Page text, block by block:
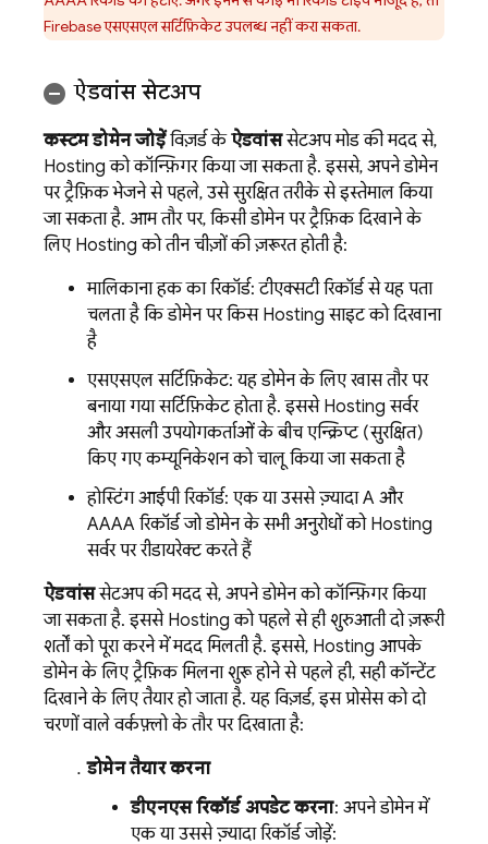
Firebase एसएसएल सर्टिफ़िकेट उपलब्ध नहीं करा सकता.
ऐडवांस सेटअप
कस्टम डोमेन जोड़ेंविज़र्ड केऐडवांससेटअप मोड की मदद से,
Hosting को कॉन्फ़िगर किया जा सकता है. इससे, अपने डोमेन
पर ट्रैफ़िक भेजने से पहले, उसे सुरक्षित तरीके से इस्तेमाल किया
जा सकता है. आम तौर पर, किसी डोमेन पर ट्रैफ़िक दिखाने के
लिए Hosting को तीन चीज़ों की ज़रूरत होती है:
मालिकाना हक का रिकॉर्ड: टीएक्सटी रिकॉर्ड से यह पता
चलता है कि डोमेन पर किस Hosting साइट को दिखाना
है
एसएसएल सर्टिफ़िकेट: यह डोमेन के लिए खास तौर पर
बनाया गया सर्टिफ़िकेट होता है. इससे Hosting सर्वर
और असली उपयोगकर्ताओं के बीच एन्क्रिप्ट (सुरक्षित)
किए गए कम्यूनिकेशन को चालू किया जा सकता है
होस्टिंग आईपी रिकॉर्ड: एक या उससे ज़्यादा A और
AAAA रिकॉर्ड जो डोमेन के सभी अनुरोधों को Hosting
सर्वर पर रीडायरेक्ट करते हैं
ऐडवांससेटअप की मदद से, अपने डोमेन को कॉन्फ़िगर किया
जा सकता है. इससे Hosting को पहले से ही शुरुआती दो ज़रूरी
शर्तों को पूरा करने में मदद मिलती है. इससे, Hosting आपके
डोमेन के लिए ट्रैफ़िक मिलना शुरू होने से पहले ही, सही कॉन्टेंट
दिखाने के लिए तैयार हो जाता है. यह विज़र्ड, इस प्रोसेस को दो
चरणों वाले वर्कफ़्लो के तौर पर दिखाता है:
डोमेन तैयार करना
डीएनएस रिकॉर्ड अपडेट करना: अपने डोमेन में
एक या उससे ज़्यादा रिकॉर्ड जोड़ें: